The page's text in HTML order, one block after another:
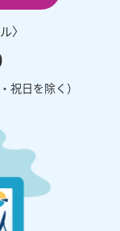
〉
祝⽇を除く）